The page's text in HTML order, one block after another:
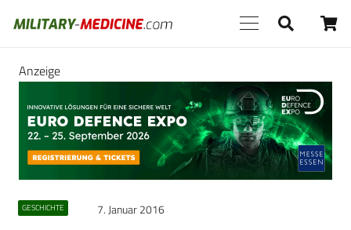
Anzeige
GESCHICHTE 7. Januar 2016